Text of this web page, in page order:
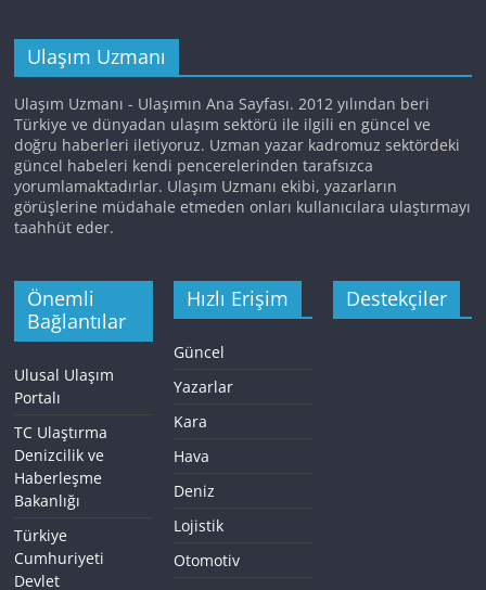
Ulaşım Uzmanı
Ulaşım Uzmanı - Ulaşımın Ana Sayfası. 2012 yılından beri
Türkiye ve dünyadan ulaşım sektörü ile ilgili en güncel ve
doğru haberleri iletiyoruz. Uzman yazar kadromuz sektördeki
güncel habeleri kendi pencerelerinden tarafsızca
yorumlamaktadırlar. Ulaşım Uzmanı ekibi, yazarların
görüşlerine müdahale etmeden onları kullanıcılara ulaştırmayı
taahhüt eder.
Önemli
Bağlantılar
Ulusal Ulaşım
Portalı
TC Ulaştırma
Denizcilik ve
Haberleşme
Bakanlığı
Türkiye
Cumhuriyeti
Devlet
Hızlı Erişim
Güncel
Yazarlar
Kara
Hava
Deniz
Lojistik
Otomotiv
Destekçiler